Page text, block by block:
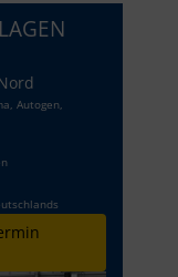
Autogen,